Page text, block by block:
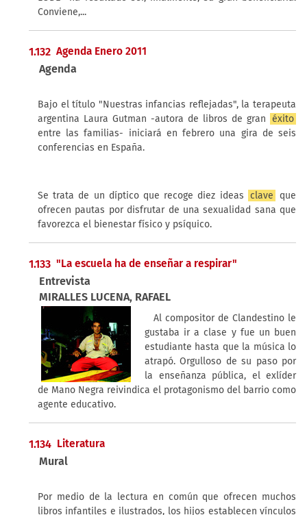
Conviene,...
1.132 Agenda Enero 2011
Agenda
Bajo el título "Nuestras infancias reflejadas", la terapeuta
argentina Laura Gutman -autora de libros de gran éxito
entre las familias- iniciará en febrero una gira de seis
conferencias en España.
Se trata de un díptico que recoge diez ideas clave que
ofrecen pautas por disfrutar de una sexualidad sana que
favorezca el bienestar físico y psíquico.
1.133 "La escuela ha de enseñar a respirar"
Entrevista
MIRALLES LUCENA, RAFAEL
Al compositor de Clandestino le
gustaba ir a clase y fue un buen
estudiante hasta que la música lo
atrapó. Orgulloso de su paso por
la enseñanza pública, el exlíder
de Mano Negra reivindica el protagonismo del barrio como
agente educativo.
1.134 Literatura
Mural
Por medio de la lectura en común que ofrecen muchos
libros infantiles e ilustrados, los hijos establecen vínculos